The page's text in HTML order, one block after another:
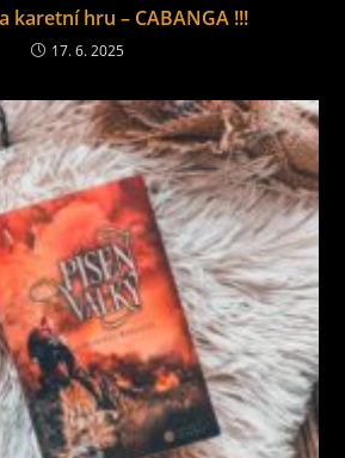
karetní hru – CABANGA !!!
17. 6. 2025